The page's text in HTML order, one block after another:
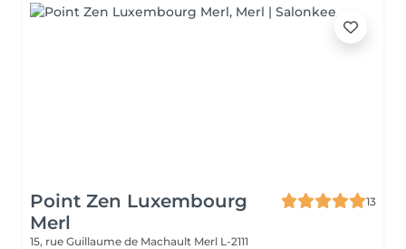
Point Zen Luxembourg
Merl
13
15, rue Guillaume de Machault Merl L-2111